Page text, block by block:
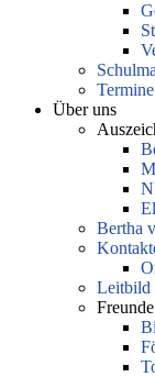
Termine
Über uns
Bertha
Leitbild